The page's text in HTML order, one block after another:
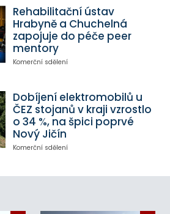
Rehabilitační ústav
Hrabyně a Chuchelná
zapojuje do péče peer
mentory
Komerční sdělení
Dobíjení elektromobilů u
ČEZ stojanů v kraji vzrostlo
o 34 %, na špici poprvé
Nový Jičín
Komerční sdělení